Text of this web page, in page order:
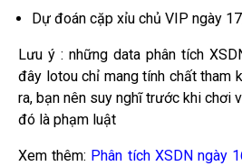
Dự đoán cặp xỉu chủ VIP ngày
Lưu ý : những data phân tích
đây lotou chỉ mang tính chất tham
ra, bạn nên suy nghĩ trước khi chơi
đó là phạm luật
Xem thêm: Phân tích XSDN ngày